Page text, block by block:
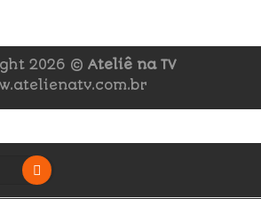
2026 © Ateliê na TV